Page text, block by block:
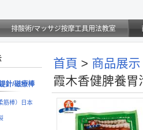
排酸術/マッサジ按摩工具用法教室
針/磁療棒
筋棒）日本
首頁 > 商品展示
霞木香健脾養